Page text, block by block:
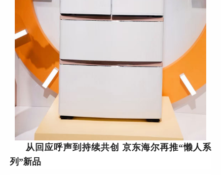
从回应呼声到持续共创 京东海尔再推“懒人系
列”新品